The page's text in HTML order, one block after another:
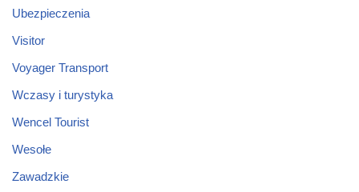
Ubezpieczenia
Visitor
Voyager Transport
Wczasy i turystyka
Wencel Tourist
Wesołe
Zawadzkie